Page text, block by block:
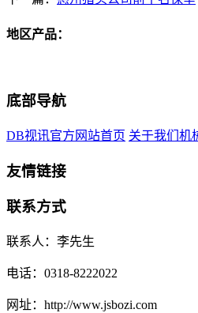
地区产品：
底部导航
DB视讯官方网站首页 关于我们 机
友情链接
联系方式
联系人：李先生
电话：0318-8222022
网址：http://www.jsbozi.com